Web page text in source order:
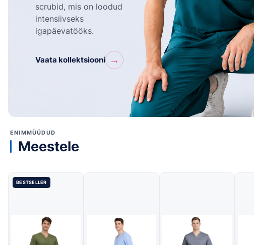
scrubid, mis on loodud
intensiivseks
igapäevatööks.
Vaata kollektsiooni →
ENIMMÜÜDUD
Meestele
BESTSELLER